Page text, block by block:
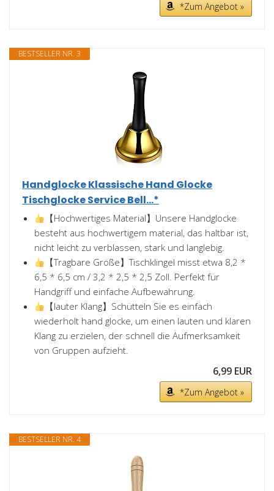
*Zum Angebot »
BESTSELLER NR. 3
Handglocke Klassische Hand Glocke
Tischglocke Service Bell...*
【Hochwertiges Material】Unsere Handglocke
besteht aus hochwertigem material, das haltbar ist,
nicht leicht zu verblassen, stark und langlebig.
【Tragbare Größe】Tischklingel misst etwa 8,2 *
6,5 * 6,5 cm / 3,2 * 2,5 * 2,5 Zoll. Perfekt für
Handgriff und einfache Aufbewahrung.
【lauter Klang】Schütteln Sie es einfach
wiederholt hand glocke, um einen lauten und klaren
Klang zu erzielen, der schnell die Aufmerksamkeit
von Gruppen aufzieht.
6,99 EUR
*Zum Angebot »
BESTSELLER NR. 4